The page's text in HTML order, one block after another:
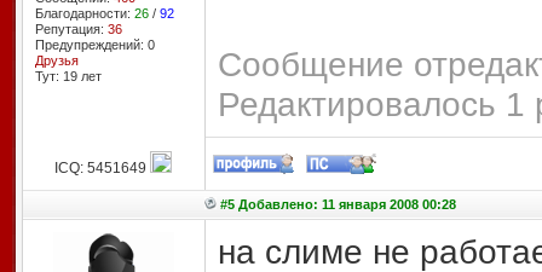
Благодарности: 26/ 92
Репутация: 36
Предупреждений: 0
Друзья
Тут: 19 лет
Сообщение
Редактировалось 1
ICQ: 5451649
#5 Добавлено: 11 января 2008 00:28
на слиме не